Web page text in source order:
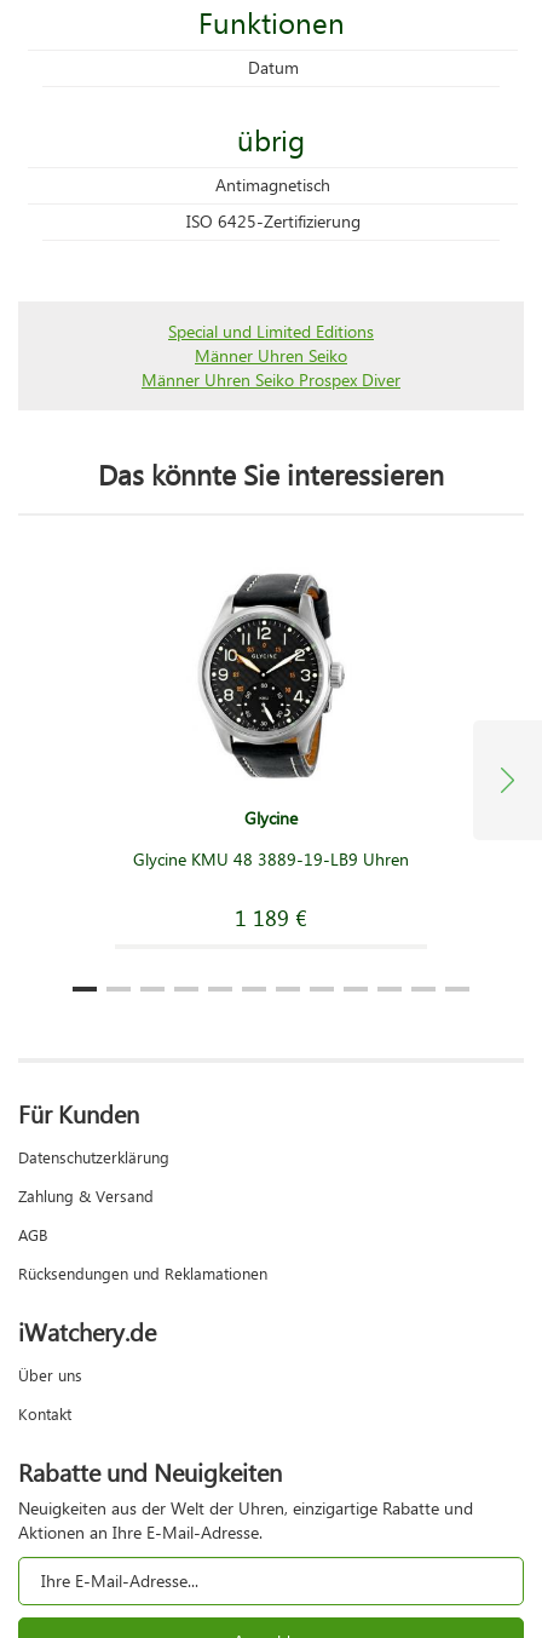
Funktionen
Datum
übrig
Antimagnetisch
ISO 6425-Zertifizierung
Special und Limited Editions
Männer Uhren Seiko
Männer Uhren Seiko Prospex Diver
Das könnte Sie interessieren
Glycine
Glycine KMU 48 3889-19-LB9 Uhren
1 189 €
Für Kunden
Datenschutzerklärung
Zahlung & Versand
AGB
Rücksendungen und Reklamationen
iWatchery.de
Über uns
Kontakt
Rabatte und Neuigkeiten
Neuigkeiten aus der Welt der Uhren, einzigartige Rabatte und
Aktionen an Ihre E-Mail-Adresse.